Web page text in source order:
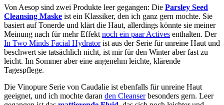
Von Aesop sind zwei Produkte leer gegangen: Die Parsley Seed
Cleansing Maske ist ein Klassiker, den ich ganz gern mochte. Sie
basiert auf Tonerde und klärt die Haut, allerdings könnte sie meiner
Meinung nach für mehr Effektnoch ein paar Actives enthalten. Der
In Two Minds Facial Hydratorist aus der Serie für unreine Haut und
beschwert sie tatsächlich nicht, ist mir für den Winter aber fast zu
leicht. Im Sommer aber eine angenehm leichte, klärende
Tagespflege.
Die Vinopure Serie von Caudalie ist ebenfalls für unreine Haut
geeignet, und ich mochte daran den Cleanserbesonders gern. Leer